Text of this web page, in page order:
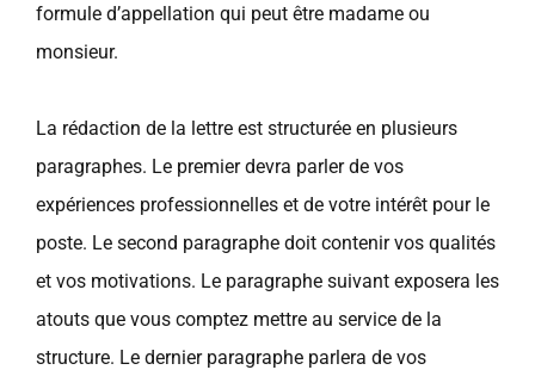
formule d’appellation qui peut être madame ou
monsieur.
La rédaction de la lettre est structurée en plusieurs
paragraphes. Le premier devra parler de vos
expériences professionnelles et de votre intérêt pour le
poste. Le second paragraphe doit contenir vos qualités
et vos motivations. Le paragraphe suivant exposera les
atouts que vous comptez mettre au service de la
structure. Le dernier paragraphe parlera de vos